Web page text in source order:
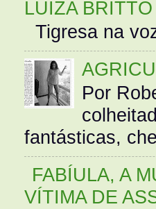
LUIZA
Tigresa na
Por
fantásticas,
FABÍULA, A
VÍTIMA DE